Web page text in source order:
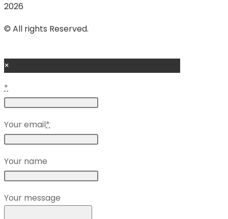
2026
© All rights Reserved.
×
*
Your email*
Your name
Your message